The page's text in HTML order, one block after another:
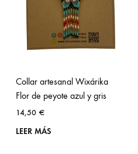
Collar artesanal Wixárika
Flor de peyote azul y gris
14,50 €
LEER MÁS